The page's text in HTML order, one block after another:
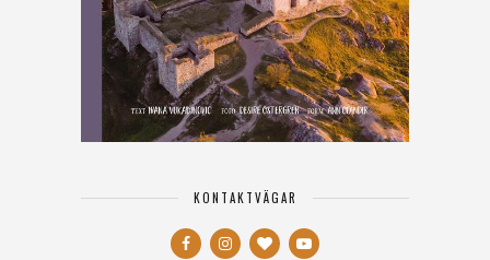
KONTAKTVÄGAR